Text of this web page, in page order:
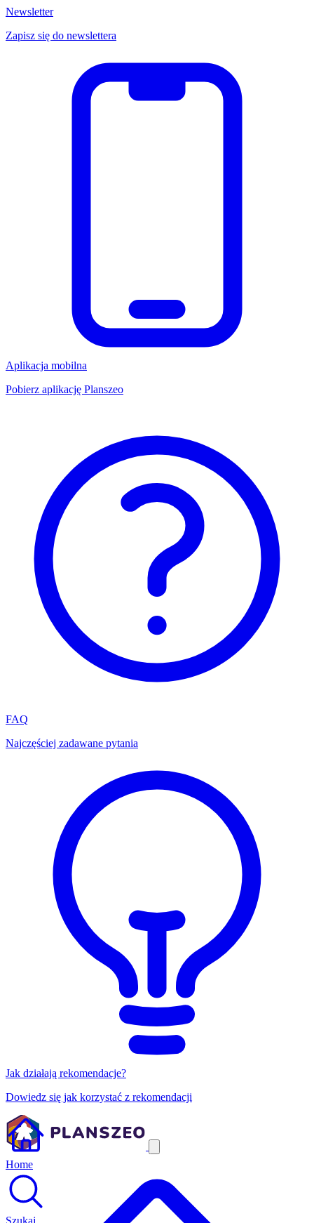
Newsletter
Zapisz się do newslettera
Aplikacja mobilna
Pobierz aplikację Planszeo
FAQ
Najczęściej zadawane pytania
Jak działają rekomendacje?
Dowiedz się jak korzystać z rekomendacji
Home
Szukaj